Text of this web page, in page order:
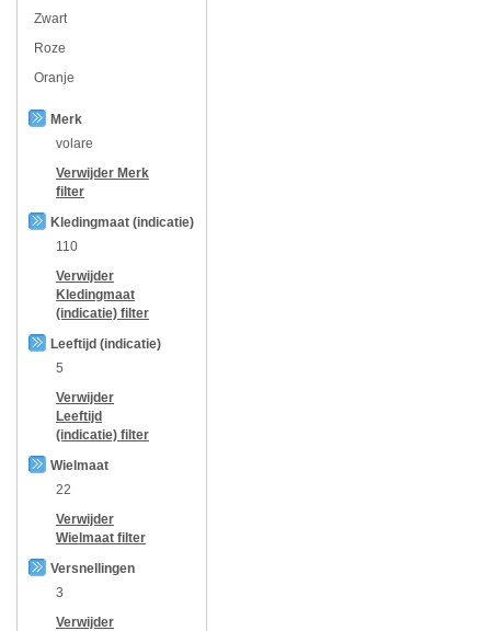
Zwart
Roze
Oranje
Merk
volare
Verwijder Merk
filter
Kledingmaat (indicatie)
110
Verwijder
Kledingmaat
(indicatie) filter
Leeftijd (indicatie)
5
Verwijder
Leeftijd
(indicatie) filter
Wielmaat
22
Verwijder
Wielmaat filter
Versnellingen
3
Verwijder